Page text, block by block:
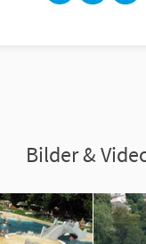
Bilder &